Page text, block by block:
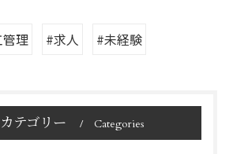
理 #求人 #未経験
カテゴリー Categories